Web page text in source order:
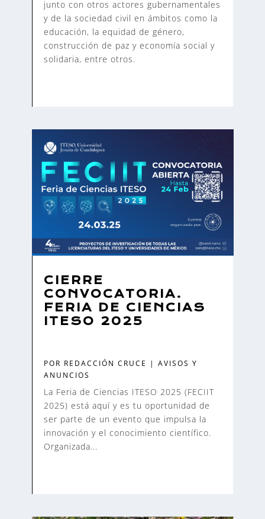
junto con otros actores gubernamentales
y de la sociedad civil en ámbitos como la
educación, la equidad de género,
construcción de paz y economía social y
solidaria, entre otros.
CIERRE
CONVOCATORIA.
FERIA DE CIENCIAS
ITESO 2025
POR REDACCIÓN CRUCE | AVISOS Y
ANUNCIOS
La Feria de Ciencias ITESO 2025 (FECIIT
2025) está aquí y es tu oportunidad de
ser parte de un evento que impulsa la
innovación y el conocimiento científico.
Organizada...